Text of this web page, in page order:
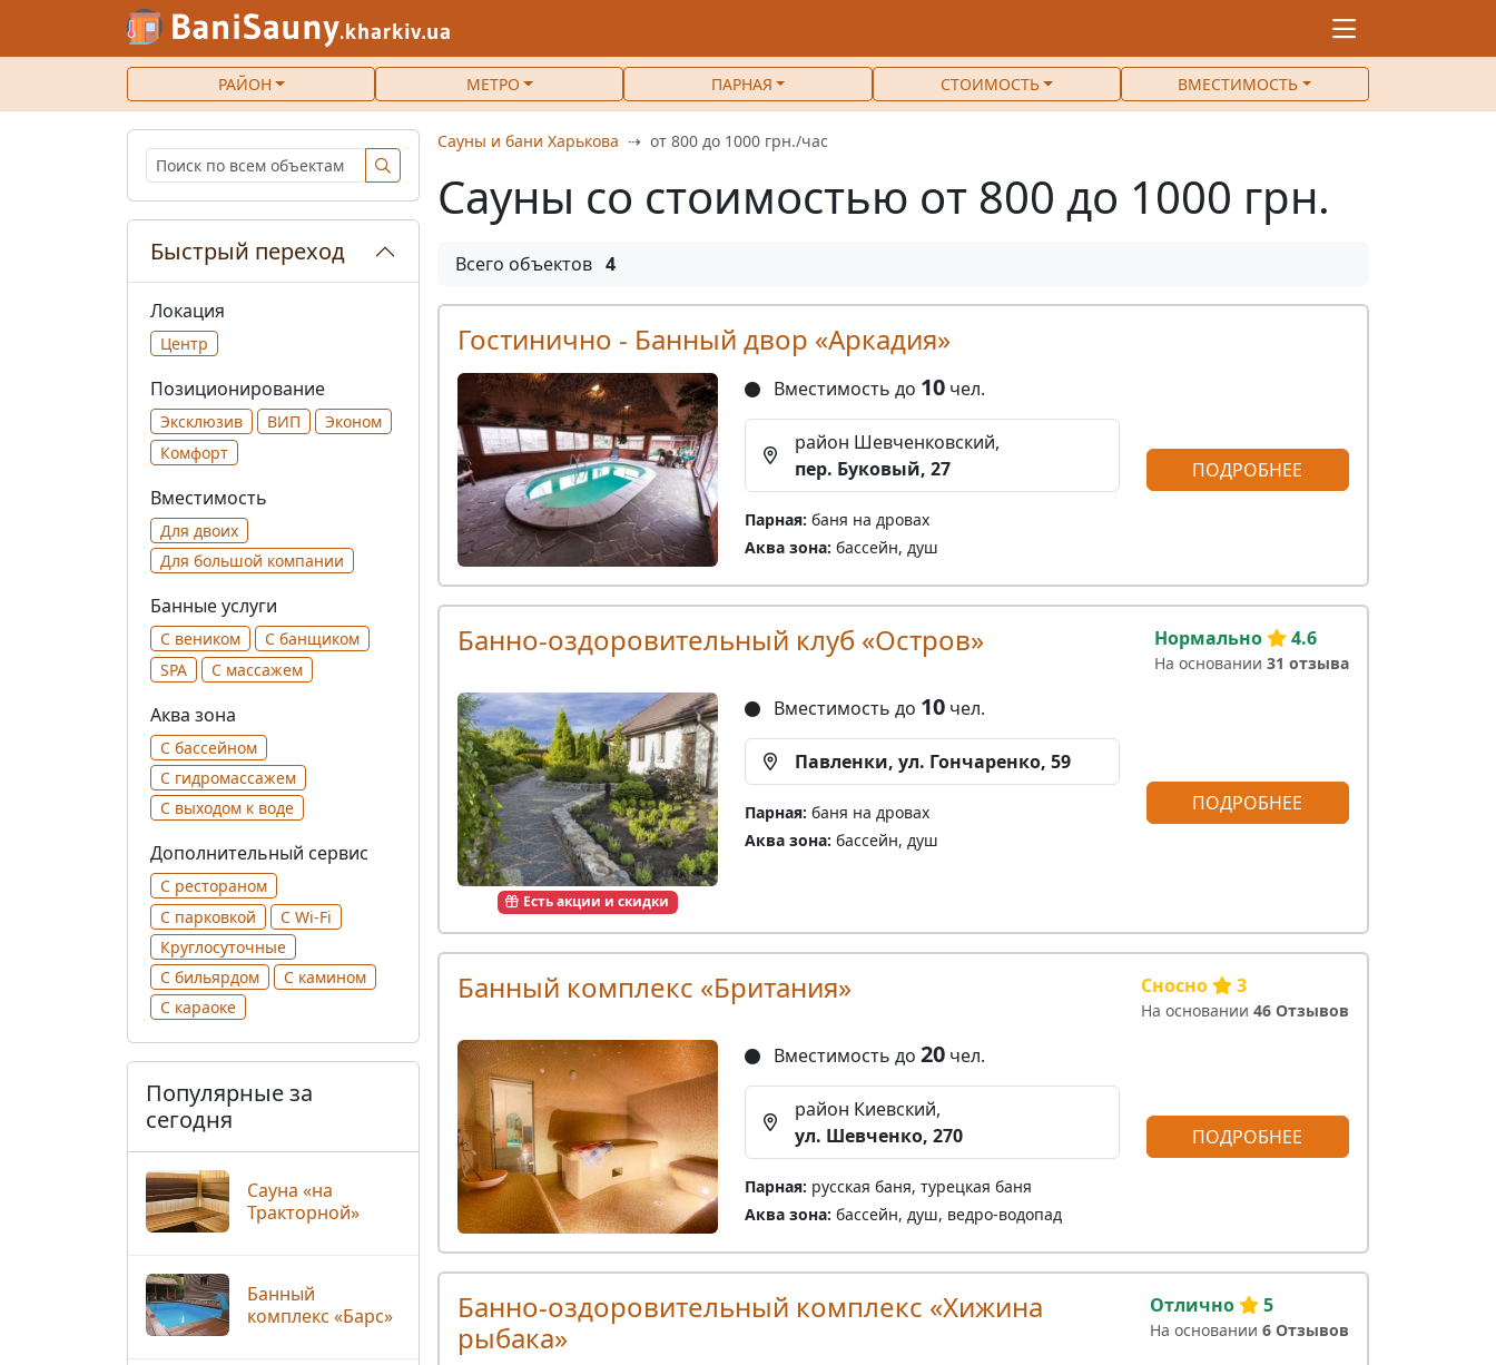
РАЙОН МЕТРО ПАРНАЯ СТОИМОСТЬ ВМЕСТИМОСТЬ
Сауны и бани Харькова от 800 до 1000 грн./час
Сауны со стоимостью от 800 до 1000 грн.
Всего объектов 4
Гостинично - Банный двор «Аркадия»
Вместимость до 10чел.
район Шевченковский,
пер. Буковый, 27
Парная: баня на дровах
Аква зона: бассейн, душ
ПОДРОБНЕЕ
Банно-oздоровительный клуб «Остров» Нормально 4.6
На основании 31 отзыва
Есть акции и скидки
Вместимость до 10чел.
Павленки, ул. Гончаренко, 59
Парная: баня на дровах
Аква зона: бассейн, душ
ПОДРОБНЕЕ
Банный комплекс «Британия» Сносно 3
На основании 46 Отзывов
Вместимость до 20чел.
район Киевский,
ул. Шевченко, 270
Парная: русская баня, турецкая баня
Аква зона: бассейн, душ, ведро-водопад
ПОДРОБНЕЕ
Банно-оздоровительный комплекс «Хижина
рыбака»
Отлично 5
На основании 6 Отзывов
Быстрый переход
Локация
Центр
Позиционирование
Эксклюзив ВИП
Эконом
Комфорт
Вместимость
Для двоих
Для большой компании
Банные услуги
С веником
С банщиком
SPA
С массажем
Аква зона
С бассейном
С гидромассажем
С выходом к воде
Дополнительный сервис
С рестораном
С парковкой
С Wi-Fi
Круглосуточные
С бильярдом
С камином
С караоке
Популярные за
сегодня
Сауна «на
Тракторной»
Банный
комплекс «Барс»